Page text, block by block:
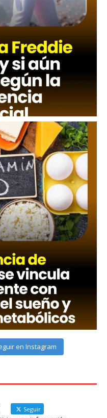
en Instagram
Seguir